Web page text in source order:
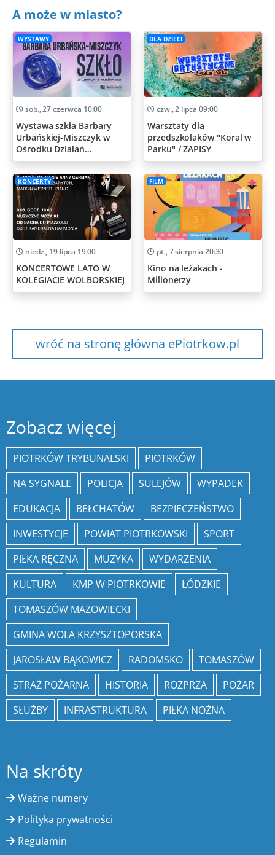
A może w miasto?
WYSTAWY
sob., 27 czerwca 10:00
Wystawa szkła Barbary
Urbańskiej-Miszczyk w
Ośrodku Działań
Artystycznych
DLA DZIECI
czw., 2 lipca 09:00
Warsztaty dla
przedszkolaków "Koral w
Parku" / ZAPISY
KONCERTY
niedz., 19 lipca 19:00
KONCERTOWE LATO W
KOLEGIACIE WOLBORSKIEJ
FILM
pt., 7 sierpnia 20:30
Kino na leżakach -
Milionerzy
wróć na stronę główna ePiotrkow.pl
Zobacz więcej
PIOTRKÓW TRYBUNALSKI
PIOTRKÓW
NA SYGNALE
POLICJA SULEJÓW
WYPADEK
EDUKACJA
BEŁCHATÓW
BEZPIECZEŃSTWO
INWESTYCJE
POWIAT PIOTRKOWSKI
SPORT
PIŁKA RĘCZNA
MUZYKA
WYDARZENIA
KULTURA
KMP W PIOTRKOWIE
ŁÓDZKIE
TOMASZÓW MAZOWIECKI
GMINA WOLA KRZYSZTOPORSKA
JAROSŁAW BĄKOWICZ
RADOMSKO
TOMASZÓW
STRAŻ POŻARNA
HISTORIA ROZPRZA
POŻAR
SŁUŻBY
INFRASTRUKTURA PIŁKA NOŻNA
Na skróty
Ważne numery
Polityka prywatności
Regulamin